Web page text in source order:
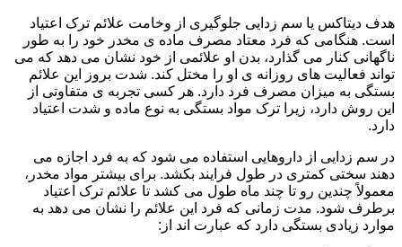
هدف دیتاکس یا سم زدایی جلوگیری از وخامت علائم ترک اعتیاد
است. هنگامی که فرد معتاد مصرف ماده ی مخدر خود را به طور
ناگهانی کنار می گذارد، بدن او علائمی از خود نشان می دهد که می
تواند فعالیت های روزانه ی او را مختل کند. شدت بروز این علائم
بستگی به میزان مصرف فرد دارد. هر کسی تجربه ی متفاوتی از
این روش دارد، زیرا ترک مواد بستگی به نوع ماده و شدت اعتیاد
دارد.
در سم زدایی از داروهایی استفاده می شود که به فرد اجازه می
دهند سختی کمتری در طول فرایند بکشد. برای بیشتر مواد مخدر،
معمولاً چندین رو تا چند ماه طول می کشد تا علائم ترک اعتیاد
برطرف شود. مدت زمانی که فرد این علائم را نشان می دهد به
موارد زیادی بستگی دارد که عبارت اند از: